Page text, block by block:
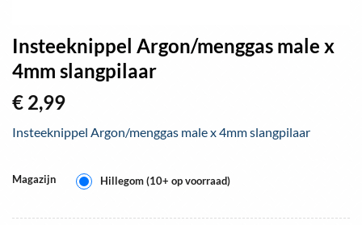
Insteeknippel Argon/menggas male x
4mm slangpilaar
€ 2,99
Insteeknippel Argon/menggas male x 4mm slangpilaar
Magazijn Hillegom (10+ op voorraad)